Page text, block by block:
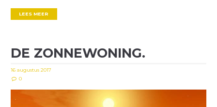
LEES MEER
DE ZONNEWONING.
16 augustus 2017
0